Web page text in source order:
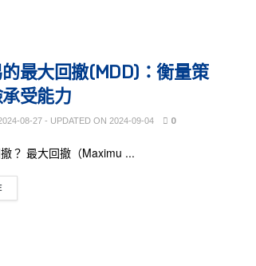
最大回撤(MDD)：衡量策
受能力
08-27 - UPDATED ON 2024-09-04 0
？ 最大回撤（Maximu ...